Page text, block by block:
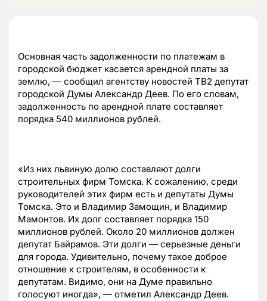
Основная часть задолженности по платежам в
городской бюджет касается арендной платы за
землю, — сообщил агентству новостей ТВ2 депутат
городской Думы Александр Деев. По его словам,
задолженность по арендной плате составляет
порядка 540 миллионов рублей.
«Из них львиную долю составляют долги
строительных фирм Томска. К сожалению, среди
руководителей этих фирм есть и депутаты Думы
Томска. Это и Владимир Замощин, и Владимир
Мамонтов. Их долг составляет порядка 150
миллионов рублей. Около 20 миллионов должен
депутат Байрамов. Эти долги — серьезные деньги
для города. Удивительно, почему такое доброе
отношение к строителям, в особенности к
депутатам. Видимо, они на Думе правильно
голосуют иногда», — отметил Александр Деев.